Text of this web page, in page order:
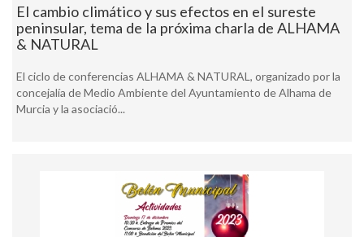
El cambio climático y sus efectos en el sureste
peninsular, tema de la próxima charla de ALHAMA
& NATURAL
El ciclo de conferencias ALHAMA & NATURAL, organizado por la
concejalía de Medio Ambiente del Ayuntamiento de Alhama de
Murcia y la asociació...